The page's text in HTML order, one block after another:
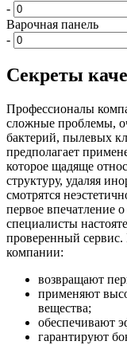
-
Варочная панель
-
Секреты
Профессионалы
сложные проблемы,
бактерий, пылевых
предполагает
которое щадяще
структуру, удаляя
смотрятся
первое впечатление
специалисты
проверенный
компании:
возвращают
применяют
вещества;
обеспечивают
гарантируют